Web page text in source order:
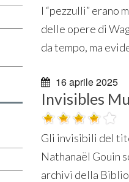
I “pezzulli” erano
delle opere di
da tempo, ma
16 aprile 2025
Invisibles
Gli invisibili del
Nathanaël Gouin
archivi della